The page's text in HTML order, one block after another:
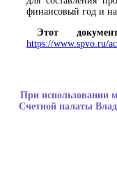
финансовый год и
Этот
https://www.spvo.ru/
При использовании
Счетной палаты